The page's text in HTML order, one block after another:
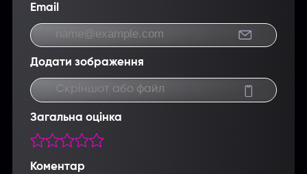
Email
Додати зображення
Скріншот або файл
Загальна оцінка
Коментар